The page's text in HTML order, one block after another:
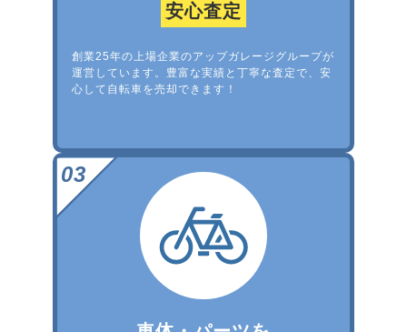
安心査定
創業25年の上場企業のアップガレージグループが
運営しています。豊富な実績と丁寧な査定で、安
心して自転車を売却できます！